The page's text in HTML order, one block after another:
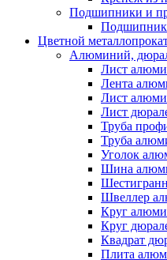
Подшипники и
Цветной
Алюминий,
Лист
Лента
Лист
Лист
Труба
Труба
Уголок
Шина
Швеллер
Круг
Круг
Квадрат
Плита